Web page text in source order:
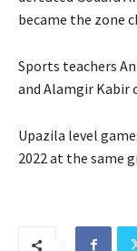
became the zone
Sports teachers
and Alamgir Kabir
Upazila level
2022 at the same